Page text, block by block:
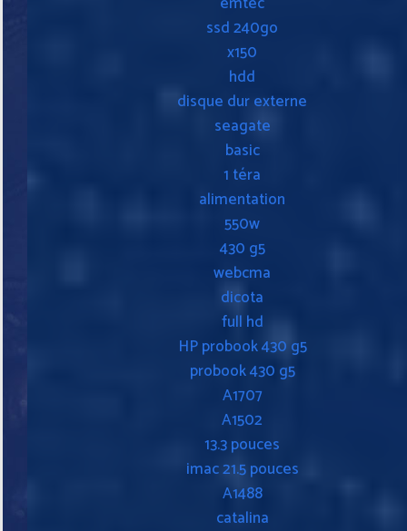
ssd 240go
x150
hdd
disque dur externe
seagate
basic
1 téra
alimentation
550w
430 g5
webcma
dicota
full hd
HP probook 430 g5
probook 430 g5
A1707
A1502
13.3 pouces
imac 21.5 pouces
A1488
catalina